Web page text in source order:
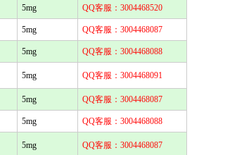
5mg QQ客服：3004468520
5mg QQ客服：3004468087
5mg
QQ客服：3004468088
5mg QQ客服：3004468091
5mg QQ客服：3004468087
5mg
QQ客服：3004468088
5mg QQ客服：3004468087